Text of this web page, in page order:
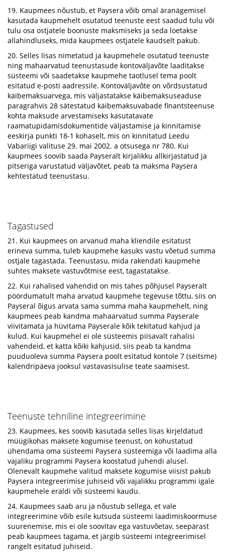
19. Kaupmees nõustub, et Paysera võib omal äranägemisel
kasutada kaupmehelt osutatud teenuste eest saadud tulu või
tulu osa ostjatele boonuste maksmiseks ja seda loetakse
allahindluseks, mida kaupmees ostjatele kaudselt pakub.
20. Selles lisas nimetatud ja kaupmehele osutatud teenuste
ning mahaarvatud teenustasude kontoväljavõte laaditakse
süsteemi või saadetakse kaupmehe taotlusel tema poolt
esitatud e-posti aadressile. Kontoväljavõte on võrdsustatud
käibemaksuarvega, mis väljastatakse käibemaksuseaduse
paragrahvis 28 sätestatud käibemaksuvabade finantsteenuse
kohta maksude arvestamiseks kasutatavate
raamatupidamisdokumentide väljastamise ja kinnitamise
eeskirja punkti 18-1 kohaselt, mis on kinnitatud Leedu
Vabariigi valituse 29. mai 2002. a otsusega nr 780. Kui
kaupmees soovib saada Payseralt kirjalikku allkirjastatud ja
pitseriga varustatud väljavõtet, peab ta maksma Paysera
kehtestatud teenustasu.
Tagastused
21. Kui kaupmees on arvanud maha kliendile esitatust
erineva summa, tuleb kaupmehe kasuks vastu võetud summa
ostjale tagastada. Teenustasu, mida rakendati kaupmehe
suhtes maksete vastuvõtmise eest, tagastatakse.
22. Kui rahalised vahendid on mis tahes põhjusel Payseralt
pöördumatult maha arvatud kaupmehe tegevuse tõttu, siis on
Payseral õigus arvata sama summa maha kaupmehelt, ning
kaupmees peab kandma mahaarvatud summa Payserale
viivitamata ja hüvitama Payserale kõik tekitatud kahjud ja
kulud. Kui kaupmehel ei ole süsteemis piisavalt rahalisi
vahendeid, et katta kõiki kahjusid, siis peab ta kandma
puuduoleva summa Paysera poolt esitatud kontole 7 (seitsme)
kalendripäeva jooksul vastavasisulise teate saamisest.
Teenuste tehniline integreerimine
23. Kaupmees, kes soovib kasutada selles lisas kirjeldatud
müügikohas maksete kogumise teenust, on kohustatud
ühendama oma süsteemi Paysera süsteemiga või laadima alla
vajaliku programmi Paysera koostatud juhendi alusel.
Olenevalt kaupmehe valitud maksete kogumise viisist pakub
Paysera integreerimise juhiseid või vajalikku programmi igale
kaupmehele eraldi või süsteemi kaudu.
24. Kaupmees saab aru ja nõustub sellega, et vale
integreerimine võib esile kutsuda süsteemi laadimiskoormuse
suurenemise, mis ei ole soovitav ega vastuvõetav, seepärast
peab kaupmees tagama, et järgib süsteemi integreerimisel
rangelt esitatud juhiseid.